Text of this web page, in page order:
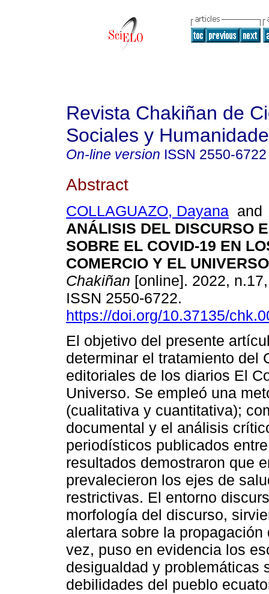
Revista Chakiñan de
Sociales y
On-line version ISSN 2550-6722
Abstract
COLLAGUAZO, Dayana
ANÁLISIS DEL DISCURSO
SOBRE EL COVID-19 EN
COMERCIO Y EL
Chakiñan [online]. 2022,
ISSN 2550-6722.
https://doi.org/10.37135/
El objetivo del presente
determinar el tratamiento del
editoriales de los diarios El
Universo. Se empleó una
(cualitativa y cuantitativa);
documental y el análisis
periodísticos publicados
resultados demostraron que
prevalecieron los ejes de
restrictivas. El entorno
morfología del discurso,
alertara sobre la
vez, puso en evidencia los
desigualdad y problemáticas
debilidades del pueblo